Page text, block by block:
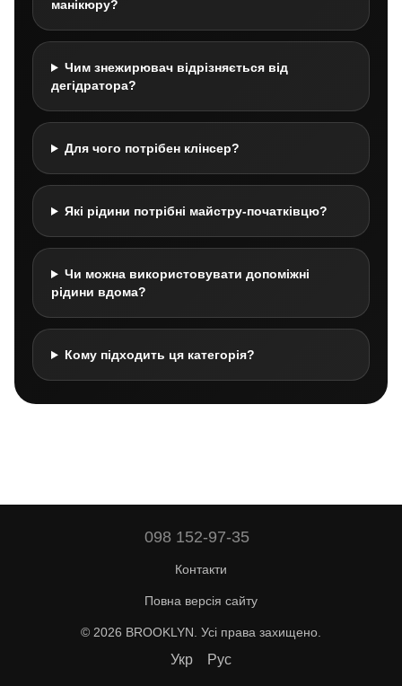
манікюру?
Чим знежирювач відрізняється від
дегідратора?
Для чого потрібен клінсер?
Які рідини потрібні майстру-початківцю?
Чи можна використовувати допоміжні
рідини вдома?
Кому підходить ця категорія?
098 152-97-35
Контакти
Повна версія сайту
© 2026 BROOKLYN. Усі права захищено.
Укр Рус